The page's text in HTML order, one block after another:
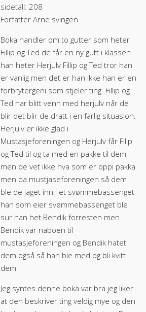
sidetall: 208
Forfatter Arne svingen
Boka handler om to gutter som heter
Fillip og Ted de får en ny gutt i klassen
han heter Herjulv Fillip og Ted tror han
er vanlig men det er han ikke han er en
forbrytergeni som stjeler ting. Fillip og
Ted har blitt venn med herjulv når de
blir det blir de dratt i en farlig situasjon.
Herjulv er ikke glad i
Mustasjeforeningen og Herjulv får Filip
og Ted til og ta med en pakke til dem
men de vet ikke hva som er oppi pakka
men da mustjaseforeningen så dem
ble de jaget inn i et svømmebassenget
han som eier svømmebassenget ble
sur han het Bendik forresten men
Bendik var naboen til
mustasjeforeningen og Bendik hatet
dem også så han ble med og bli kvitt
dem
Jeg syntes denne boka var bra jeg liker
at den beskriver ting veldig mye og den